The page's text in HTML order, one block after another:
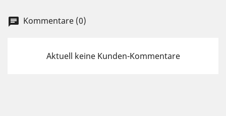
chat Kommentare (0)
Aktuell keine Kunden-Kommentare